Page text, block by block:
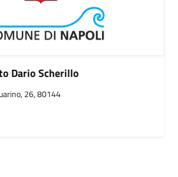
Dario Scherillo
26, 80144